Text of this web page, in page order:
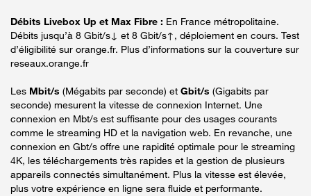
Débits Livebox Up et Max Fibre : En France métropolitaine.
Débits jusqu’à 8 Gbit/s↓ et 8 Gbit/s↑, déploiement en cours. Test
d’éligibilité sur orange.fr. Plus d’informations sur la couverture sur
reseaux.orange.fr
Les Mbit/s (Mégabits par seconde) et Gbit/s (Gigabits par
seconde) mesurent la vitesse de connexion Internet. Une
connexion en Mbt/s est suffisante pour des usages courants
comme le streaming HD et la navigation web. En revanche, une
connexion en Gbt/s offre une rapidité optimale pour le streaming
4K, les téléchargements très rapides et la gestion de plusieurs
appareils connectés simultanément. Plus la vitesse est élevée,
plus votre expérience en ligne sera fluide et performante.